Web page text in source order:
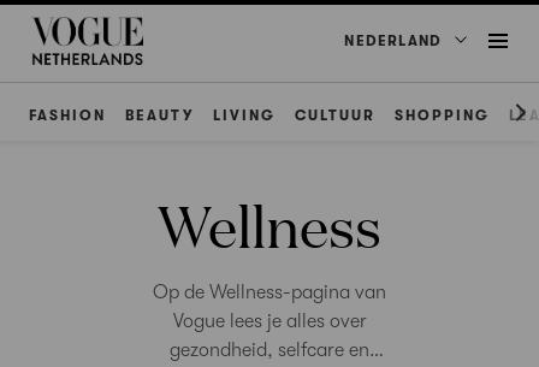
NEDERLAND
FASHION BEAUTY LIVING CULTUUR SHOPPING
Wellness
Op de Wellness-pagina van
Vogue lees je alles over
gezondheid, selfcare en